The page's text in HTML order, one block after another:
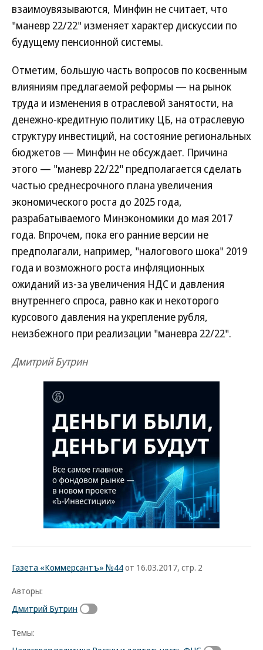
взаимоувязываются, Минфин не считает, что
"маневр 22/22" изменяет характер дискуссии по
будущему пенсионной системы.
Отметим, большую часть вопросов по косвенным
влияниям предлагаемой реформы — на рынок
труда и изменения в отраслевой занятости, на
денежно-кредитную политику ЦБ, на отраслевую
структуру инвестиций, на состояние региональных
бюджетов — Минфин не обсуждает. Причина
этого — "маневр 22/22" предполагается сделать
частью среднесрочного плана увеличения
экономического роста до 2025 года,
разрабатываемого Минэкономики до мая 2017
года. Впрочем, пока его ранние версии не
предполагали, например, "налогового шока" 2019
года и возможного роста инфляционных
ожиданий из-за увеличения НДС и давления
внутреннего спроса, равно как и некоторого
курсового давления на укрепление рубля,
неизбежного при реализации "маневра 22/22".
Дмитрий Бутрин
Газета «Коммерсантъ» №44от 16.03.2017, стр. 2
Авторы:
Дмитрий Бутрин
Темы: